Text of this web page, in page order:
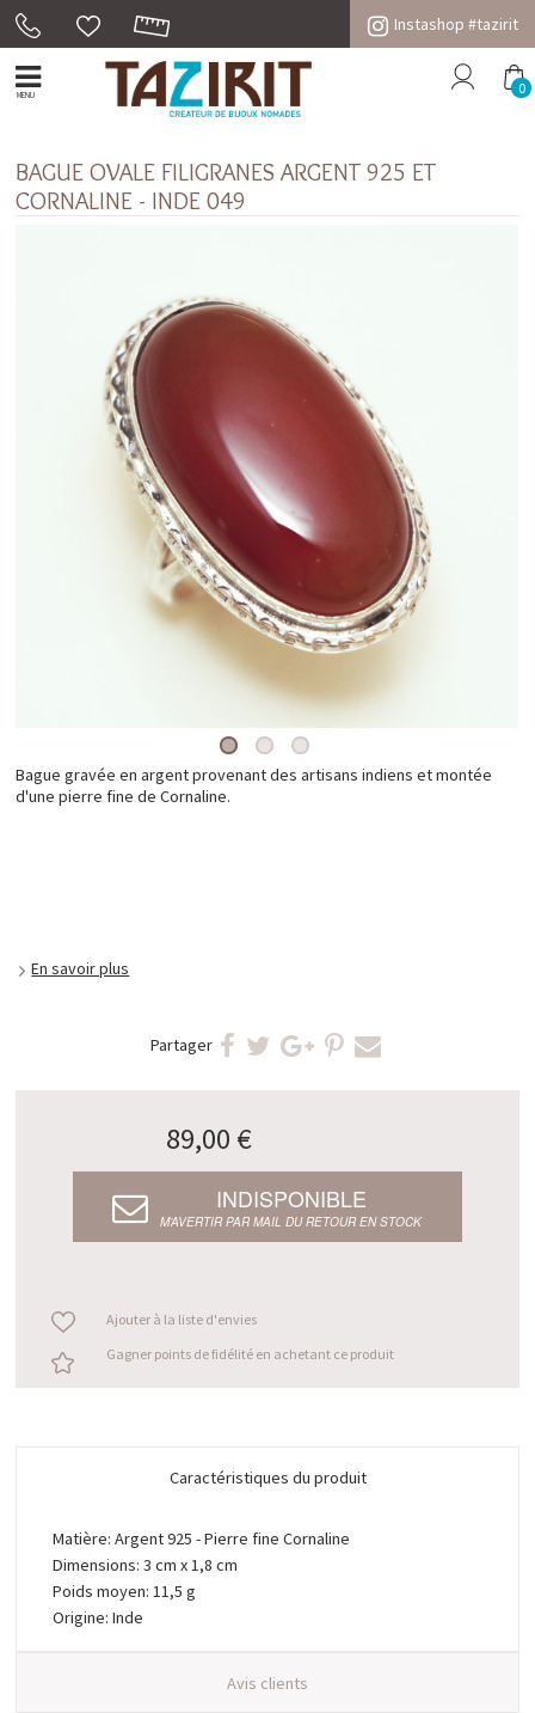
Instashop #tazirit
MENU 0
BAGUE OVALE FILIGRANES ARGENT 925 ET
CORNALINE - INDE 049
Bague gravée en argent provenant des artisans indiens et montée
d'une pierre fine de Cornaline.
En savoir plus
Partager
89,00 €
INDISPONIBLE
M’AVERTIR PAR MAIL DU RETOUR EN STOCK
Ajouter à la liste d'envies
Gagner points de fidélité en achetant ce produit
Caractéristiques du produit
Matière: Argent 925 - Pierre fine Cornaline
Dimensions: 3 cm x 1,8 cm
Poids moyen: 11,5 g
Origine: Inde
Avis clients